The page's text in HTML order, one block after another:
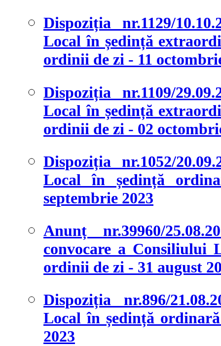
Dispoziția nr.1129/
Local în ședință
ordinii de zi - 11
Dispoziția nr.1109/
Local în ședință
ordinii de zi - 02
Dispoziția nr.1052/
Local în ședință
septembrie 2023
Anunț nr.39960/
convocare a Consiliului
ordinii de zi - 31 august
Dispoziția nr.896/
Local în ședință
2023